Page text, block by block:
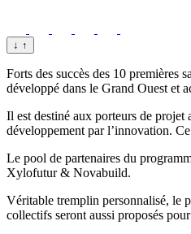
↓ ↑
Forts des succès des 10 premières
développé dans le Grand Ouest et
Il est destiné aux porteurs de projet
développement par l’innovation.
Le pool de partenaires du
Xylofutur & Novabuild.
Véritable tremplin personnalisé, le
collectifs seront aussi proposés